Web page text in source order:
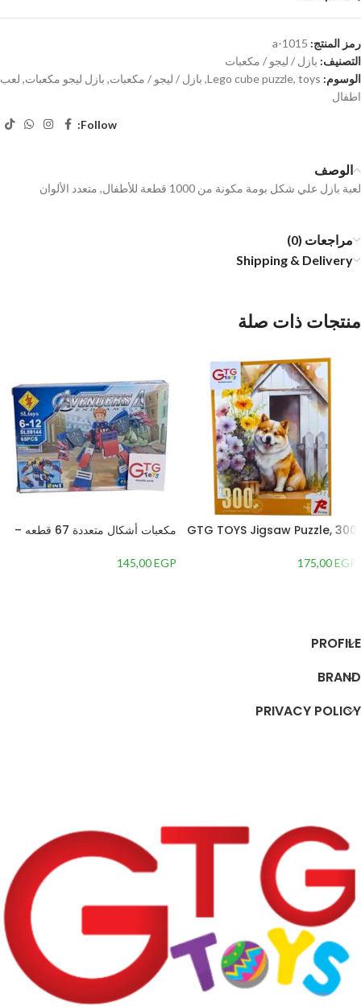
رمز المنتج: a-1015
التصنيف: بازل / ليجو / مكعبات
الوسوم:
Lego cube puzzle, toys
, بازل / ليجو / مكعبات, بازل ليجو مكعبات, لعب
اطفال
Follow:
الوصف
لعبة بازل علي شكل بومة مكونة من 1000 قطعة للأطفال, متعدد الألوان
مراجعات (0)
Shipping & Delivery
منتجات ذات صلة
GTG TOYS Jigsaw Puzzle, 300
175,00EGP
مكعبات أشكال متعددة 67 قطعه –
145,00EGP
PROFILE
BRAND
PRIVACY POLICY